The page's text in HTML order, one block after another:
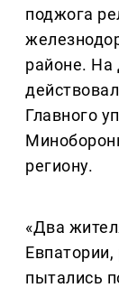
поджога
районе. На
Главного
региону.
«Два
пытались